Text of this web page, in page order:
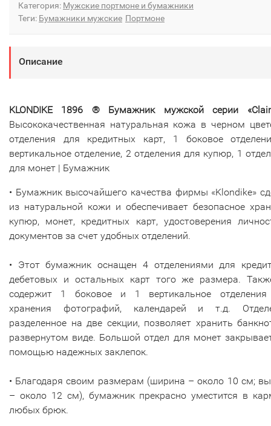
Категория: Мужские портмоне и бумажники
Теги: Бумажники мужские Портмоне
Описание
KLONDIKE 1896 ® Бумажник мужской серии
Высококачественная натуральная кожа в черном
отделения для кредитных карт, 1 боковое
вертикальное отделение, 2 отделения для купюр, 1
для монет | Бумажник
• Бумажник высочайшего качества фирмы «Klondike»
из натуральной кожи и обеспечивает безопасное
купюр, монет, кредитных карт, удостоверения
документов за счет удобных отделений.
• Этот бумажник оснащен 4 отделениями для
дебетовых и остальных карт того же размера.
содержит 1 боковое и 1 вертикальное
хранения фотографий, календарей и т.д.
разделенное на две секции, позволяет хранить
развернутом виде. Большой отдел для монет
помощью надежных заклепок.
• Благодаря своим размерам (ширина – около 10 см;
– около 12 см), бумажник прекрасно уместится в
любых брюк.